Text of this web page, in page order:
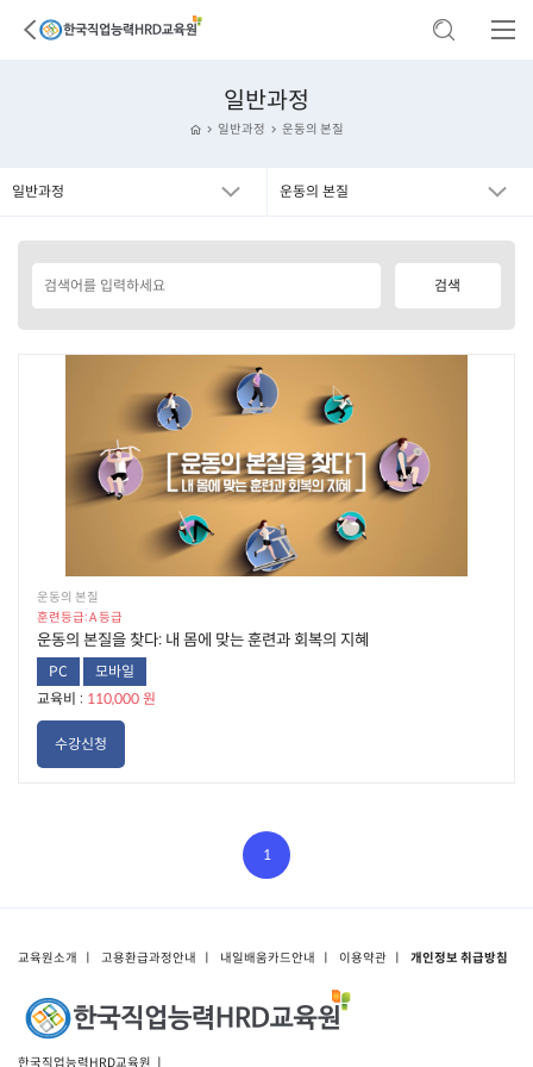
일반과정
일반과정 운동의 본질
일반과정 운동의 본질
운동의 본질
훈련등급: A 등급
운동의 본질을 찾다: 내 몸에 맞는 훈련과 회복의 지혜
PC
모바일
교육비 : 110,000 원
수강신청
1
교육원소개 고용환급과정안내 내일배움카드안내 이용약관 개인정보 취급방침
한국직업능력HRD교육원 ㅣ